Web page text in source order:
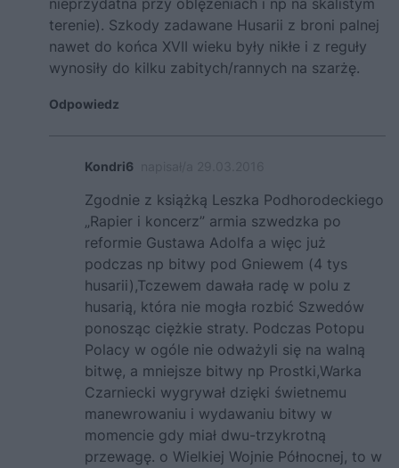
nieprzydatna przy oblężeniach i np na skalistym
terenie). Szkody zadawane Husarii z broni palnej
nawet do końca XVII wieku były nikłe i z reguły
wynosiły do kilku zabitych/rannych na szarżę.
Odpowiedz
Kondri6
Zgodnie z książką Leszka Podhorodeckiego
„Rapier i koncerz” armia szwedzka po
reformie Gustawa Adolfa a więc już
podczas np bitwy pod Gniewem (4 tys
husarii),Tczewem dawała radę w polu z
husarią, która nie mogła rozbić Szwedów
ponosząc ciężkie straty. Podczas Potopu
Polacy w ogóle nie odważyli się na walną
bitwę, a mniejsze bitwy np Prostki,Warka
Czarniecki wygrywał dzięki świetnemu
manewrowaniu i wydawaniu bitwy w
momencie gdy miał dwu-trzykrotną
przewagę. o Wielkiej Wojnie Północnej, to w